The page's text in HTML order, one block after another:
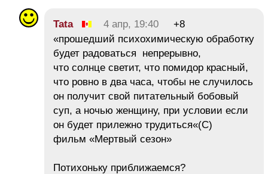
Tata 4 апр, 19:40
+8
«прошедший психохимическую обработку
будет радоваться непрерывно,
что солнце светит, что помидор красный,
что ровно в два часа, чтобы не случилось
он получит свой питательный бобовый
суп, а ночью женщину, при условии если
он будет прилежно трудиться«(С)
фильм «Мертвый сезон»
Потихоньку приближаемся?